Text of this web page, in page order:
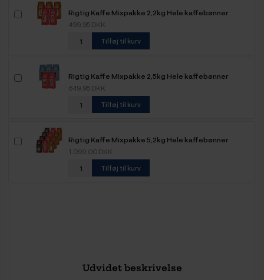
Rigtig Kaffe Mixpakke 2,2kg Hele kaffebønner
499,95 DKK
Tilføj til kurv
Rigtig Kaffe Mixpakke 2,5kg Hele kaffebønner
649,95 DKK
Tilføj til kurv
Rigtig Kaffe Mixpakke 5,2kg Hele kaffebønner
1.099,00 DKK
Tilføj til kurv
Udvidet beskrivelse